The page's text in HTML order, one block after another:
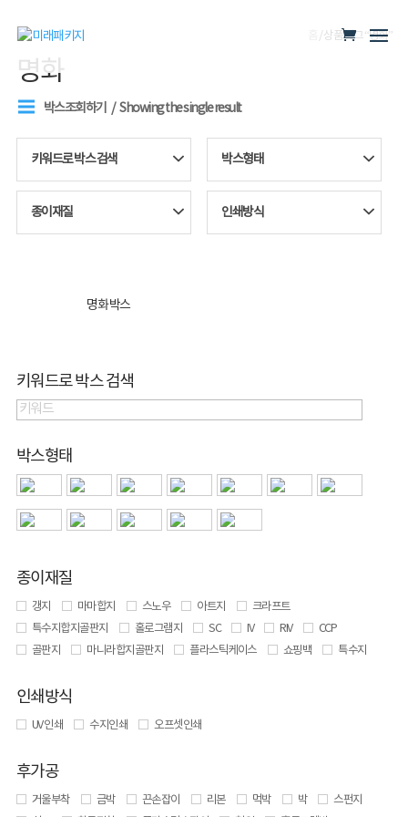
/ 상품 태그 “명화”
명화
박스조회하기 Showing the single result
키워드로 박스 검색 박스형태
종이재질 인쇄방식
명화 박스
키워드로 박스 검색
박스형태
종이재질
갱지 마마합지 스노우 아트지
크라프트
특수지합지골판지
홀로그램지 SC IV RIV
CCP
골판지
마니라합지골판지 플라스틱케이스 쇼핑백 특수지
인쇄방식
UV 인쇄 수지인쇄 오프셋인쇄
후가공
거울부착 금박 끈손잡이 리본 먹박 박
스펀지